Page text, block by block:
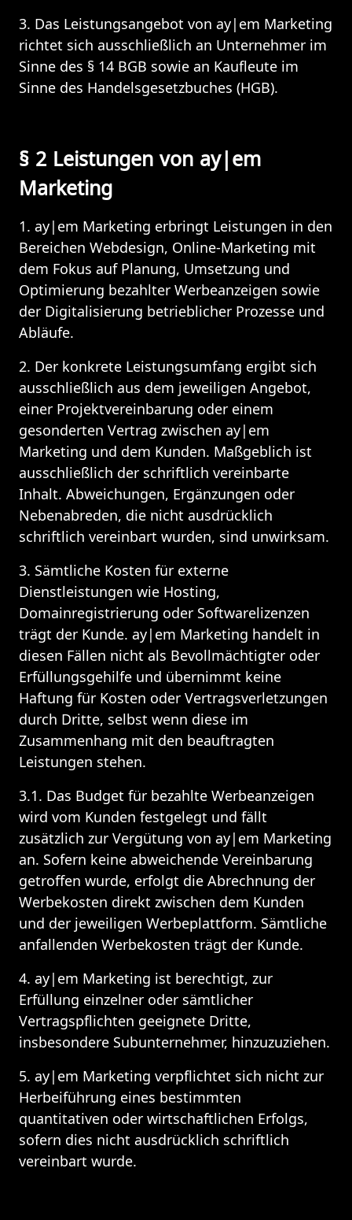
3. Das Leistungsangebot von ay|em Marketing
richtet sich ausschließlich an Unternehmer im
Sinne des § 14 BGB sowie an Kaufleute im
Sinne des Handelsgesetzbuches (HGB).
§ 2 Leistungen von ay|em
Marketing
1. ay|em Marketing erbringt Leistungen in den
Bereichen Webdesign, Online-Marketing mit
dem Fokus auf Planung, Umsetzung und
Optimierung bezahlter Werbeanzeigen sowie
der Digitalisierung betrieblicher Prozesse und
Abläufe.
2. Der konkrete Leistungsumfang ergibt sich
ausschließlich aus dem jeweiligen Angebot,
einer Projektvereinbarung oder einem
gesonderten Vertrag zwischen ay|em
Marketing und dem Kunden. Maßgeblich ist
ausschließlich der schriftlich vereinbarte
Inhalt. Abweichungen, Ergänzungen oder
Nebenabreden, die nicht ausdrücklich
schriftlich vereinbart wurden, sind unwirksam.
3. Sämtliche Kosten für externe
Dienstleistungen wie Hosting,
Domainregistrierung oder Softwarelizenzen
trägt der Kunde. ay|em Marketing handelt in
diesen Fällen nicht als Bevollmächtigter oder
Erfüllungsgehilfe und übernimmt keine
Haftung für Kosten oder Vertragsverletzungen
durch Dritte, selbst wenn diese im
Zusammenhang mit den beauftragten
Leistungen stehen.
3.1. Das Budget für bezahlte Werbeanzeigen
wird vom Kunden festgelegt und fällt
zusätzlich zur Vergütung von ay|em Marketing
an. Sofern keine abweichende Vereinbarung
getroffen wurde, erfolgt die Abrechnung der
Werbekosten direkt zwischen dem Kunden
und der jeweiligen Werbeplattform. Sämtliche
anfallenden Werbekosten trägt der Kunde.
4. ay|em Marketing ist berechtigt, zur
Erfüllung einzelner oder sämtlicher
Vertragspflichten geeignete Dritte,
insbesondere Subunternehmer, hinzuzuziehen.
5. ay|em Marketing verpflichtet sich nicht zur
Herbeiführung eines bestimmten
quantitativen oder wirtschaftlichen Erfolgs,
sofern dies nicht ausdrücklich schriftlich
vereinbart wurde.